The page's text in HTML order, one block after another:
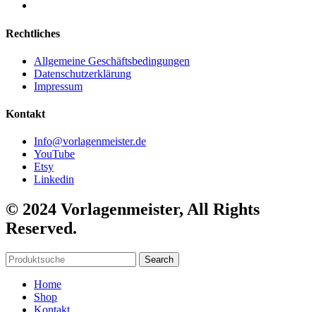
Rechtliches
Allgemeine Geschäftsbedingungen
Datenschutzerklärung
Impressum
Kontakt
Info@vorlagenmeister.de
YouTube
Etsy
Linkedin
© 2024 Vorlagenmeister, All Rights
Reserved.
Search
Home
Shop